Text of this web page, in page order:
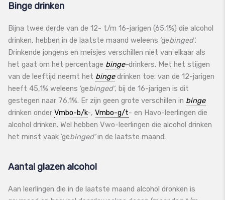
Binge drinken
Bijna twee derde van de 12- t/m 16-jarigen (65,1%) die alcohol
drinken, hebben in de laatste maand weleens ‘gebinged’.
Drinkende jongens en meisjes verschillen niet van elkaar als
het gaat om het percentage binge-drinkers. Met het stijgen
van de leeftijd neemt het binge drinken toe: van de 12-jarigen
heeft 45,1% weleens ‘gebinged’, bij de 16-jarigen is dit
gestegen naar 76,1%. Er zijn geen grote verschillen in binge
drinken onder Vmbo-b/k-, Vmbo-g/t- en Havo-leerlingen die
alcohol drinken. Wel hebben Vwo-leerlingen die alcohol drinken
het minst vaak ‘gebinged’in de laatste maand.
Aantal glazen alcohol
Aan leerlingen die in de laatste maand alcohol dronken is